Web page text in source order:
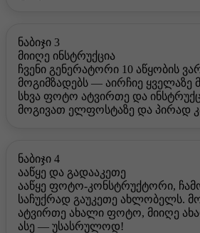
ნაბიჯი 3
მიიღე ინსტრუქცია
ჩვენი გენერატორი 10 აწყობის
მოგიმზადებს — აირჩიე ყველაზე
სხვა ფოტო ატვირთე და
მოგივათ ელფოსტაზე და პირად
ნაბიჯი 4
ააწყე და გადააკეთე
ააწყე ფოტო-კონსტრუქტორი,
საჩუქრად გაუკეთე ახლობელს.
ატვირთე ახალი ფოტო, მიიღე
ასე — უსასრულოდ!